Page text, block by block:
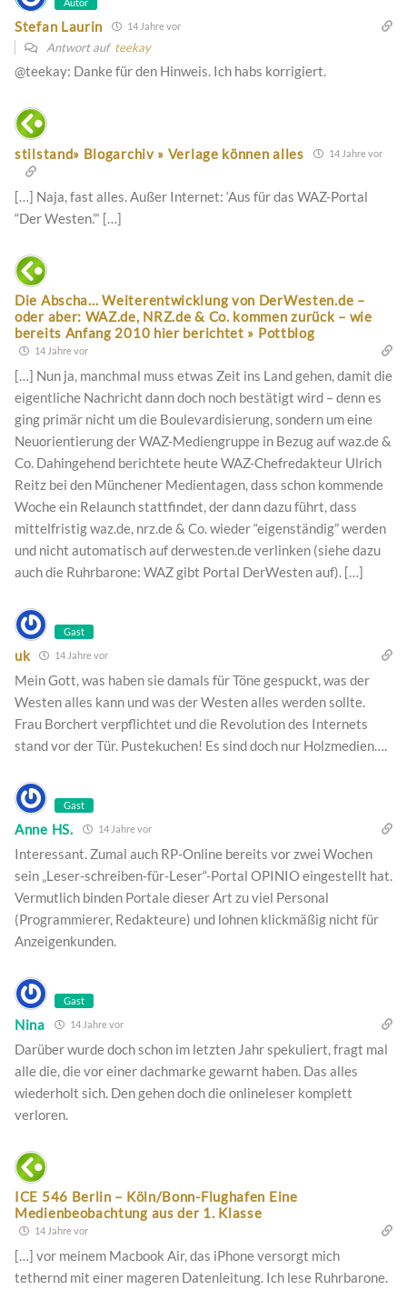
Stefan Laurin 14 Jahre vor
Antwort auf teekay
@teekay: Danke für den Hinweis. Ich habs korrigiert.
stilstand» Blogarchiv » Verlage können alles 14 Jahre vor
[…] Naja, fast alles. Außer Internet: ‘Aus für das WAZ-Portal
“Der Westen.”‘ […]
Die Abscha… Weiterentwicklung von DerWesten.de –
oder aber: WAZ.de, NRZ.de & Co. kommen zurück – wie
bereits Anfang 2010 hier berichtet » Pottblog
14 Jahre vor
[…] Nun ja, manchmal muss etwas Zeit ins Land gehen, damit die
eigentliche Nachricht dann doch noch bestätigt wird – denn es
ging primär nicht um die Boulevardisierung, sondern um eine
Neuorientierung der WAZ-Mediengruppe in Bezug auf waz.de &
Co. Dahingehend berichtete heute WAZ-Chefredakteur Ulrich
Reitz bei den Münchener Medientagen, dass schon kommende
Woche ein Relaunch stattfindet, der dann dazu führt, dass
mittelfristig waz.de, nrz.de & Co. wieder “eigenständig” werden
und nicht automatisch auf derwesten.de verlinken (siehe dazu
auch die Ruhrbarone: WAZ gibt Portal DerWesten auf). […]
Gast
uk 14 Jahre vor
Mein Gott, was haben sie damals für Töne gespuckt, was der
Westen alles kann und was der Westen alles werden sollte.
Frau Borchert verpflichtet und die Revolution des Internets
stand vor der Tür. Pustekuchen! Es sind doch nur Holzmedien….
Gast
Anne HS. 14 Jahre vor
Interessant. Zumal auch RP-Online bereits vor zwei Wochen
sein „Leser-schreiben-für-Leser“-Portal OPINIO eingestellt hat.
Vermutlich binden Portale dieser Art zu viel Personal
(Programmierer, Redakteure) und lohnen klickmäßig nicht für
Anzeigenkunden.
Gast
Nina 14 Jahre vor
Darüber wurde doch schon im letzten Jahr spekuliert, fragt mal
alle die, die vor einer dachmarke gewarnt haben. Das alles
wiederholt sich. Den gehen doch die onlineleser komplett
verloren.
ICE 546 Berlin – Köln/Bonn-Flughafen Eine
Medienbeobachtung aus der 1. Klasse
14 Jahre vor
[…] vor meinem Macbook Air, das iPhone versorgt mich
tethernd mit einer mageren Datenleitung. Ich lese Ruhrbarone.